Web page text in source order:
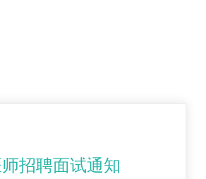
招聘面试通知